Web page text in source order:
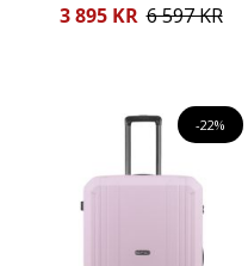
Reducerat
3 895 KR 6 597 KR
-22%